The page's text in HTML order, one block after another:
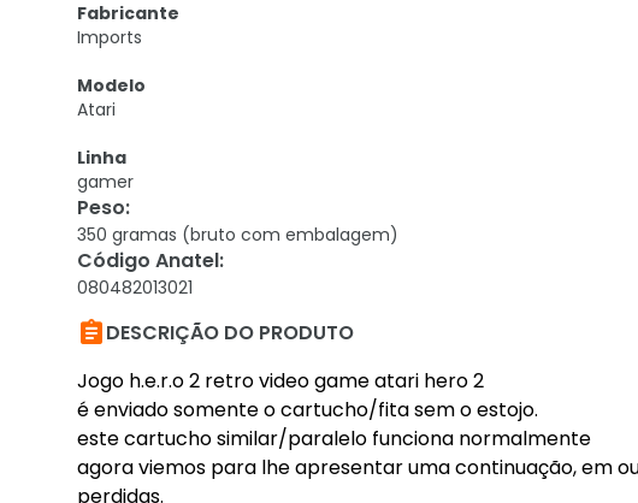
Fabricante
Imports
Modelo
Atari
Linha
gamer
Peso:
350 gramas (bruto com embalagem)
Código Anatel:
080482013021
DESCRIÇÃO DO PRODUTO
Jogo h.e.r.o 2 retro video game atari hero 2
é enviado somente o cartucho/fita sem o estojo.
este cartucho similar/paralelo funciona normalmente
agora viemos para lhe apresentar uma continuação, em
perdidas.